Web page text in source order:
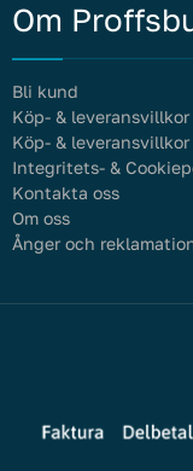
Om
Bli kund
Köp- & leveransvillkor
Köp- & leveransvillkor
Integritets- &
Kontakta oss
Om oss
Ånger och